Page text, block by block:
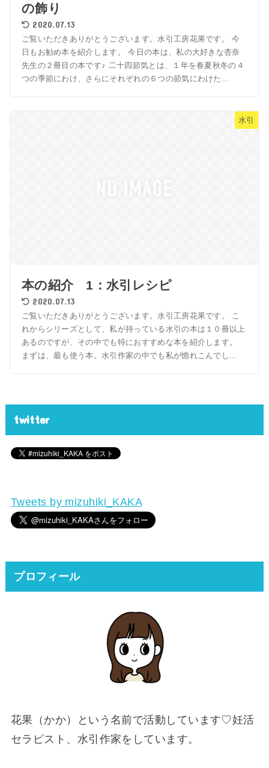
の飾り
2020.07.13
ご覧いただきありがとうございます。水引工房花果です。 今
日もお勧め本を紹介します。 今日の本は、私の大好きな杏奈
先生の２冊目の本です♪ 二十四節気とは、１年を春夏秋冬の４
つの季節にわけ、さらにそれぞれの６つの節気にわけた...
水引
本の紹介 1：水引レシピ
2020.07.13
ご覧いただきありがとうございます。水引工房花果です。 こ
れからシリーズとして、私が持っている水引の本は１０冊以上
あるのですが、その中でも特におすすめな本を紹介します。
まずは、最も使う本。水引作家の中でも私が惚れこんでし...
twitter
Tweets by mizuhiki_KAKA
プロフィール
花果（かか）という名前で活動しています♡妊活
セラピスト、水引作家をしています。